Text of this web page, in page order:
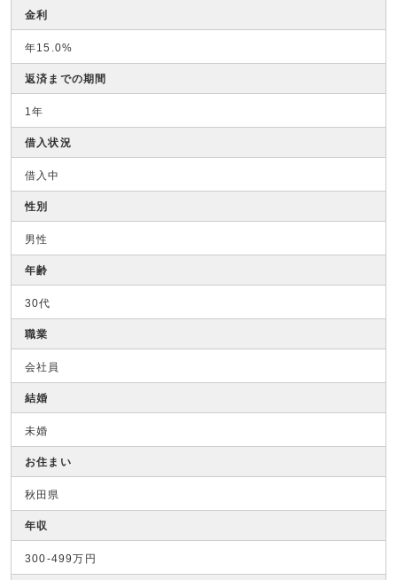
金利
年15.0%
返済までの期間
1年
借入状況
借入中
性別
男性
年齢
30代
職業
会社員
結婚
未婚
お住まい
秋田県
年収
300-499万円